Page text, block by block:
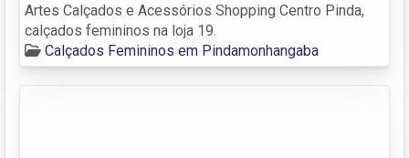
Artes Calçados e Acessórios Shopping Centro Pinda,
calçados femininos na loja 19.
Calçados Femininos em Pindamonhangaba